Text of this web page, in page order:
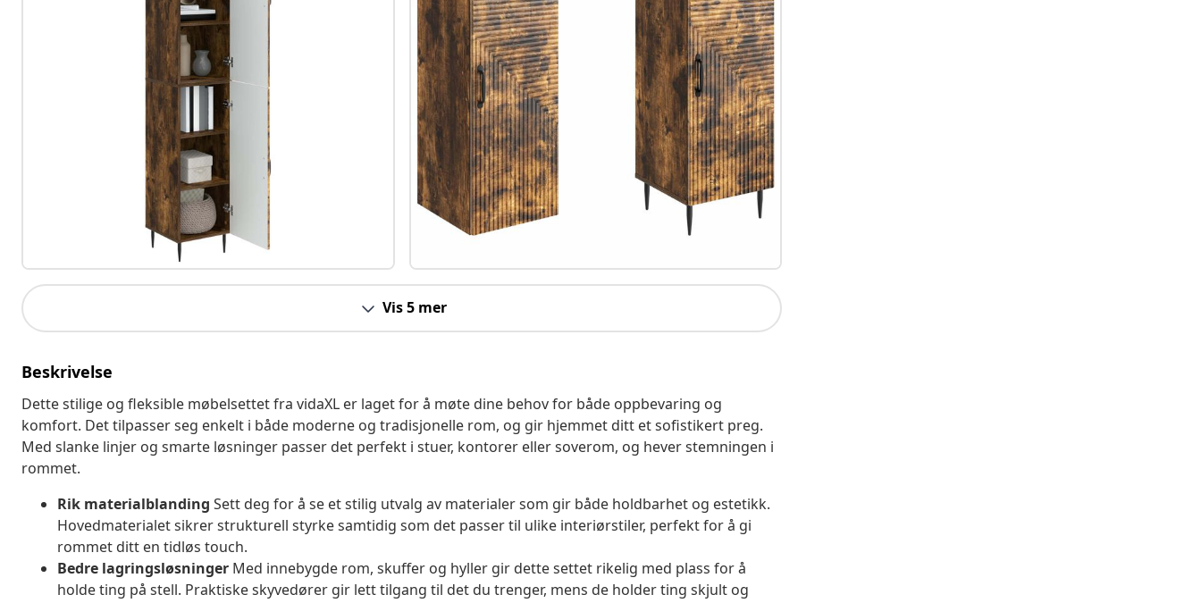
Vis 5 mer
Beskrivelse
Dette stilige og fleksible møbelsettet fra vidaXL er laget for å møte dine behov for både oppbevaring og
komfort. Det tilpasser seg enkelt i både moderne og tradisjonelle rom, og gir hjemmet ditt et sofistikert preg.
Med slanke linjer og smarte løsninger passer det perfekt i stuer, kontorer eller soverom, og hever stemningen i
rommet.
Rik materialblanding Sett deg for å se et stilig utvalg av materialer som gir både holdbarhet og estetikk.
Hovedmaterialet sikrer strukturell styrke samtidig som det passer til ulike interiørstiler, perfekt for å gi
rommet ditt en tidløs touch.
Bedre lagringsløsninger Med innebygde rom, skuffer og hyller gir dette settet rikelig med plass for å
holde ting på stell. Praktiske skyvedører gir lett tilgang til det du trenger, mens de holder ting skjult og